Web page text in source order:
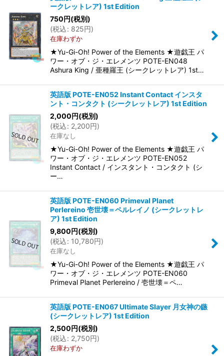
ークレットレア) 1st Edition
750円(税別)
(税込: 825円)
在庫わずか
★Yu-Gi-Oh! Power of the Elements ★遊戯王 パ
ワー・オブ・ジ・エレメンツ POTE-EN048
Ashura King / 亜種羅王 (シークレットレア) 1st…
英語版 POTE-EN052 Instant Contact インスタ
ント・コンタクト (シークレットレア) 1st Edition
2,000円(税別)
(税込: 2,200円)
在庫なし
★Yu-Gi-Oh! Power of the Elements ★遊戯王 パ
ワー・オブ・ジ・エレメンツ POTE-EN052
Instant Contact / インスタント・コンタクト (シ
ー…
英語版 POTE-EN060 Primeval Planet
Perlereino 壱世壊＝ペルレイノ (シークレットレ
ア) 1st Edition
9,800円(税別)
(税込: 10,780円)
在庫なし
★Yu-Gi-Oh! Power of the Elements ★遊戯王 パ
ワー・オブ・ジ・エレメンツ POTE-EN060
Primeval Planet Perlereino / 壱世壊＝ペ…
英語版 POTE-EN067 Ultimate Slayer 月女神の鏃
(シークレットレア) 1st Edition
2,500円(税別)
(税込: 2,750円)
在庫わずか